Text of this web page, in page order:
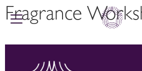
Fragrance